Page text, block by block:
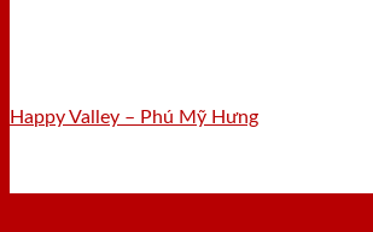
Happy Valley – Phú Mỹ Hưng